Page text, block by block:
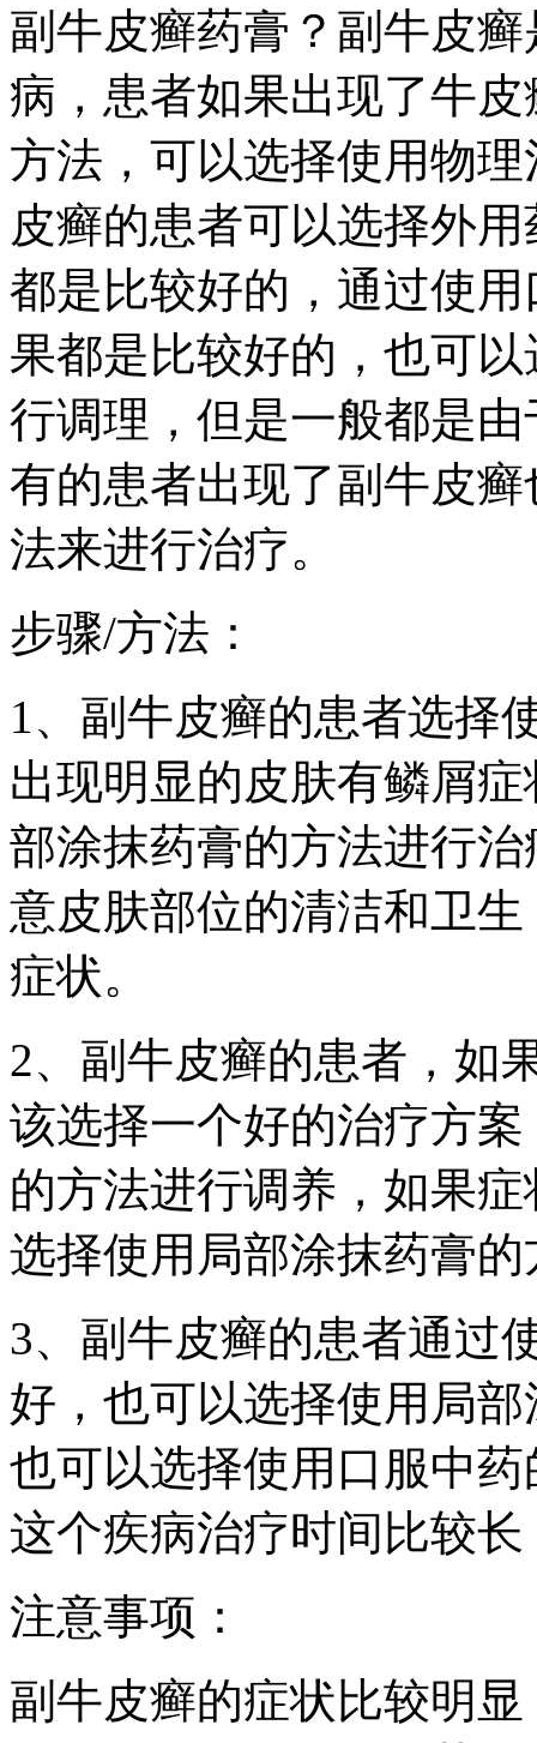
副牛皮癣药膏？副牛皮
病，患者如果出现了牛
方法，可以选择使用物
皮癣的患者可以选择外
都是比较好的，通过使
果都是比较好的，也可
行调理，但是一般都是
有的患者出现了副牛皮
法来进行治疗。
步骤/方法：
1、副牛皮癣的患者选择
出现明显的皮肤有鳞屑
部涂抹药膏的方法进行
意皮肤部位的清洁和卫
症状。
2、副牛皮癣的患者，如
该选择一个好的治疗方
的方法进行调养，如果
选择使用局部涂抹药膏
3、副牛皮癣的患者通过
好，也可以选择使用局
也可以选择使用口服中
这个疾病治疗时间比较
注意事项：
副牛皮癣的症状比较明